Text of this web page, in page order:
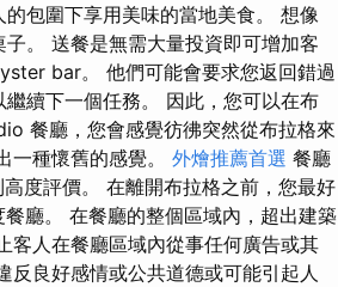
包圍下享用美味的當地美食。 想像
。 送餐是無需大量投資即可增加客
bar。 他們可能會要求您返回錯過
續下一個任務。 因此，您可以在布
餐廳，您會感覺彷彿突然從布拉格來
一種懷舊的感覺。 外燴推薦首選 餐廳
度評價。 在離開布拉格之前，您最好
廳。 在餐廳的整個區域內，超出建築
客人在餐廳區域內從事任何廣告或其
良好感情或公共道德或可能引起人